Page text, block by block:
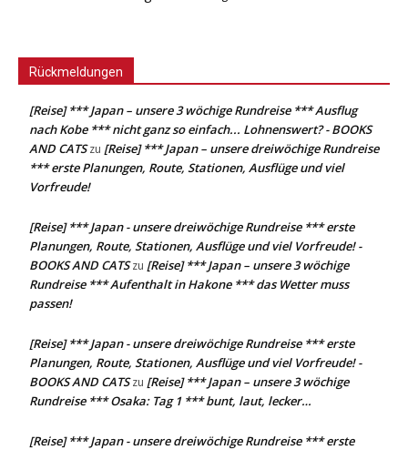
Rückmeldungen
[Reise] *** Japan – unsere 3 wöchige Rundreise *** Ausflug
nach Kobe *** nicht ganz so einfach... Lohnenswert? - BOOKS
AND CATSzu [Reise] *** Japan – unsere dreiwöchige Rundreise
*** erste Planungen, Route, Stationen, Ausflüge und viel
Vorfreude!
[Reise] *** Japan - unsere dreiwöchige Rundreise *** erste
Planungen, Route, Stationen, Ausflüge und viel Vorfreude! -
BOOKS AND CATSzu [Reise] *** Japan – unsere 3 wöchige
Rundreise *** Aufenthalt in Hakone *** das Wetter muss
passen!
[Reise] *** Japan - unsere dreiwöchige Rundreise *** erste
Planungen, Route, Stationen, Ausflüge und viel Vorfreude! -
BOOKS AND CATSzu [Reise] *** Japan – unsere 3 wöchige
Rundreise *** Osaka: Tag 1 *** bunt, laut, lecker…
[Reise] *** Japan - unsere dreiwöchige Rundreise *** erste